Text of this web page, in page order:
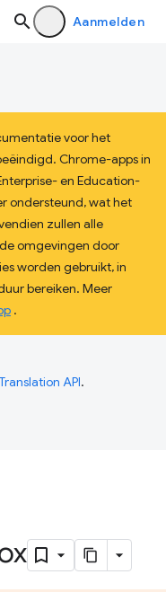
Aanmelden
voor het
Chrome-apps in
en Education-
ondersteund, wat het
zullen alle
omgevingen door
worden gebruikt, in
bereiken. Meer
.
API.